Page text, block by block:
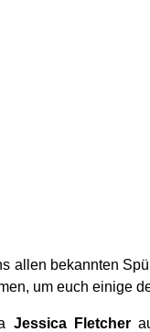
allen bekannten
um euch einige
Jessica Fletcher